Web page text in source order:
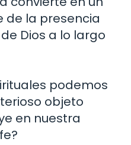
de la presencia
Dios a lo largo
podemos
objeto
en nuestra